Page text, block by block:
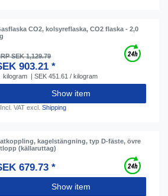
CO2, kolsyreflaska, CO2 flaska - 2,0
SEK 1,129.79
903.21 *
kilogram | SEK 451.61 / kilogram
Show item
Incl. VAT excl.Shipping
kagelstängning, typ D-fäste, övre
(källaruttag)
679.73 *
Show item